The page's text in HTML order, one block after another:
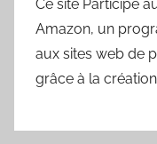
Ce site Participe
Amazon, un
aux sites web de
grâce à la